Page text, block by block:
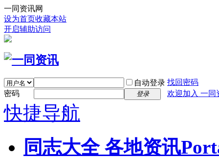
一同资讯网
设为首页收藏本站
开启辅助访问
自动登录 找回密码
密码
登录 欢迎加入 一同
快捷导航
同志大全 各地资讯